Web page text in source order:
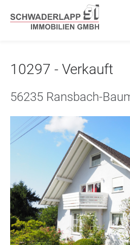
10297 - Verkauft
56235 Ransbach-